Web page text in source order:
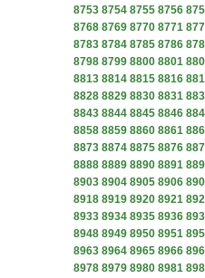
8753 8754 8755 8756
8768 8769 8770 8771
8783 8784 8785 8786
8798 8799 8800 8801
8813 8814 8815 8816
8828 8829 8830 8831
8843 8844 8845 8846
8858 8859 8860 8861
8873 8874 8875 8876
8888 8889 8890 8891
8903 8904 8905 8906
8918 8919 8920 8921
8933 8934 8935 8936
8948 8949 8950 8951
8963 8964 8965 8966
8978 8979 8980 8981